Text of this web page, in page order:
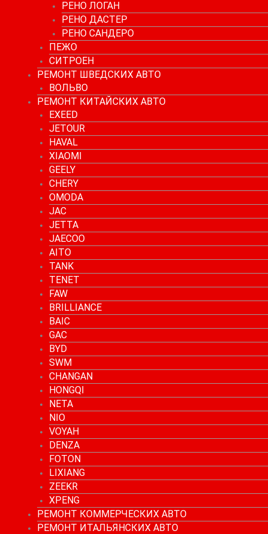
РЕНО ЛОГАН
РЕНО ДАСТЕР
РЕНО САНДЕРО
ПЕЖО
СИТРОЕН
РЕМОНТ ШВЕДСКИХ АВТО
ВОЛЬВО
РЕМОНТ КИТАЙСКИХ АВТО
EXEED
JETOUR
HAVAL
XIAOMI
GEELY
CHERY
OMODA
JAC
JETTA
JAECOO
AITO
TANK
TENET
FAW
BRILLIANCE
BAIC
GAC
BYD
SWM
CHANGAN
HONGQI
NETA
NIO
VOYAH
DENZA
FOTON
LIXIANG
ZEEKR
XPENG
РЕМОНТ КОММЕРЧЕСКИХ АВТО
РЕМОНТ ИТАЛЬЯНСКИХ АВТО